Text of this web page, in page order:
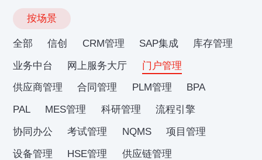
按场景
全部 信创 CRM管理 SAP集成
库存管理
业务中台
网上服务大厅
门户管理
供应商管理
合同管理 PLM管理
BPA
PAL
MES管理 科研管理
流程引擎
协同办公
考试管理 NQMS
项目管理
设备管理
HSE管理
供应链管理